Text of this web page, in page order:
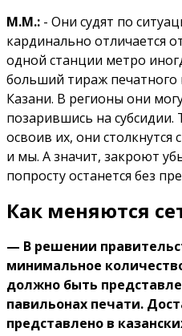
М.М.: - Они судят по
кардинально отличается
одной станции метро
больший тираж печатного
Казани. В регионы они
позарившись на субсидии.
освоив их, они
и мы. А значит, закроют
попросту останется без
Как меняются
— В решении
минимальное
должно быть
павильонах печати.
представлено в